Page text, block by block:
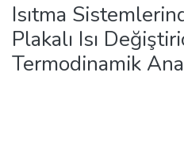
Isıtma
Plakalı Isı
Termodinamik